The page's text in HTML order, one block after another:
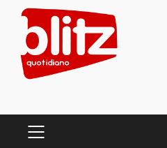
content
PRIMARY